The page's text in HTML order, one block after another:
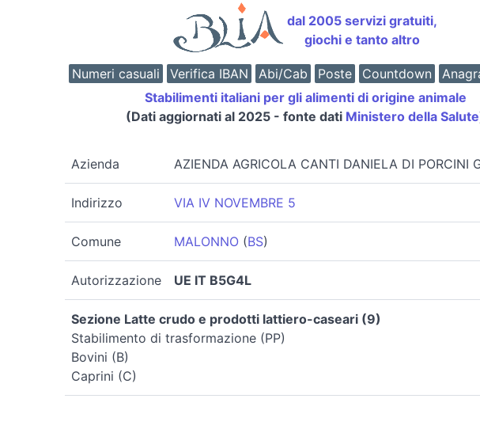
dal 2005 servizi gratuiti,
giochi e tanto altro
Numeri casuali Verifica IBAN Abi/Cab Poste Countdown
Stabilimenti italiani per gli alimenti di origine animale
(Dati aggiornati al 2025 - fonte dati Ministero della Salute
Azienda AZIENDA AGRICOLA CANTI DANIELA DI PORCINI
Indirizzo VIA IV NOVEMBRE 5
Comune MALONNO(BS)
Autorizzazione UE IT B5G4L
Sezione Latte crudo e prodotti lattiero-caseari (9)
Stabilimento di trasformazione (PP)
Bovini (B)
Caprini (C)